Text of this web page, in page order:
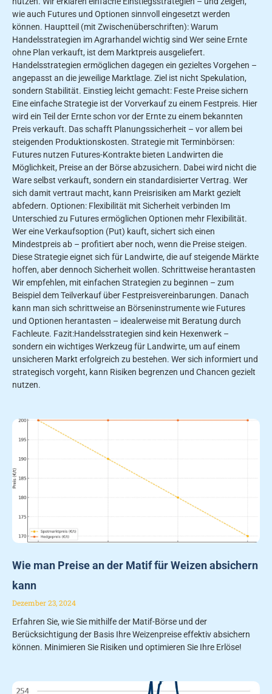
wie auch Futures und Optionen sinnvoll eingesetzt werden
können. Hauptteil (mit Zwischenüberschriften): Warum
Handelsstrategien im Agrarhandel wichtig sind Wer seine Ernte
ohne Plan verkauft, ist dem Marktpreis ausgeliefert.
Handelsstrategien ermöglichen dagegen ein gezieltes Vorgehen –
angepasst an die jeweilige Marktlage. Ziel ist nicht Spekulation,
sondern Stabilität. Einstieg leicht gemacht: Feste Preise sichern
Eine einfache Strategie ist der Vorverkauf zu einem Festpreis. Hier
wird ein Teil der Ernte schon vor der Ernte zu einem bekannten
Preis verkauft. Das schafft Planungssicherheit – vor allem bei
steigenden Produktionskosten. Strategie mit Terminbörsen:
Futures nutzen Futures-Kontrakte bieten Landwirten die
Möglichkeit, Preise an der Börse abzusichern. Dabei wird nicht die
Ware selbst verkauft, sondern ein standardisierter Vertrag. Wer
sich damit vertraut macht, kann Preisrisiken am Markt gezielt
abfedern. Optionen: Flexibilität mit Sicherheit verbinden Im
Unterschied zu Futures ermöglichen Optionen mehr Flexibilität.
Wer eine Verkaufsoption (Put) kauft, sichert sich einen
Mindestpreis ab – profitiert aber noch, wenn die Preise steigen.
Diese Strategie eignet sich für Landwirte, die auf steigende Märkte
hoffen, aber dennoch Sicherheit wollen. Schrittweise herantasten
Wir empfehlen, mit einfachen Strategien zu beginnen – zum
Beispiel dem Teilverkauf über Festpreisvereinbarungen. Danach
kann man sich schrittweise an Börseninstrumente wie Futures
und Optionen herantasten – idealerweise mit Beratung durch
Fachleute. Fazit:Handelsstrategien sind kein Hexenwerk –
sondern ein wichtiges Werkzeug für Landwirte, um auf einem
unsicheren Markt erfolgreich zu bestehen. Wer sich informiert und
strategisch vorgeht, kann Risiken begrenzen und Chancen gezielt
nutzen.
Wie man Preise an der Matif für Weizen absichern
kann
Dezember 23, 2024
Erfahren Sie, wie Sie mithilfe der Matif-Börse und der
Berücksichtigung der Basis Ihre Weizenpreise effektiv absichern
können. Minimieren Sie Risiken und optimieren Sie Ihre Erlöse!